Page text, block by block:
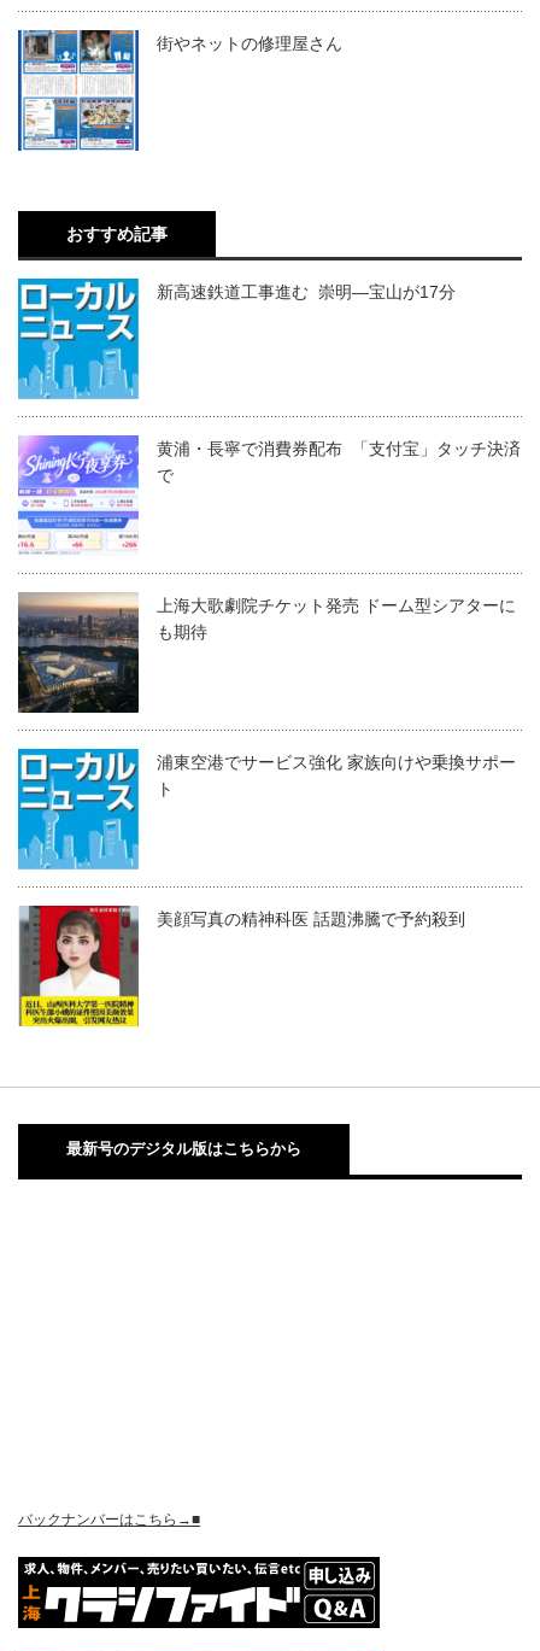
街やネットの修理屋さん
おすすめ記事
新高速鉄道工事進む 崇明―宝山が17分
黄浦・長寧で消費券配布 「支付宝」タッチ決済
で
上海大歌劇院チケット発売 ドーム型シアターに
も期待
浦東空港でサービス強化 家族向けや乗換サポー
ト
美顔写真の精神科医 話題沸騰で予約殺到
最新号のデジタル版はこちらから
バックナンバーはこちら→■